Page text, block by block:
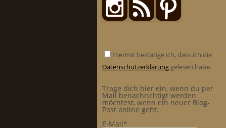
Hiermit bestätige ich, dass ich die
Datenschutzerklärung gelesen habe.
Trage dich hier ein, wenn du per
Mail benachrichtigt werden
möchtest, wenn ein neuer Blog-
Post online geht.
E-Mail*